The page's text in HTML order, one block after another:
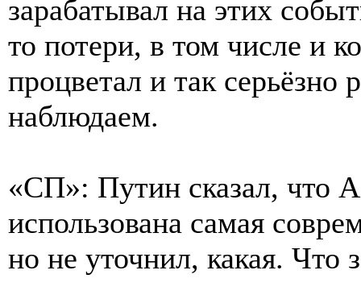
зарабатывал на этих
то потери, в том числе и
процветал и так серьёзно
наблюдаем.
«СП»: Путин сказал, что
использована самая
но не уточнил, какая. Что